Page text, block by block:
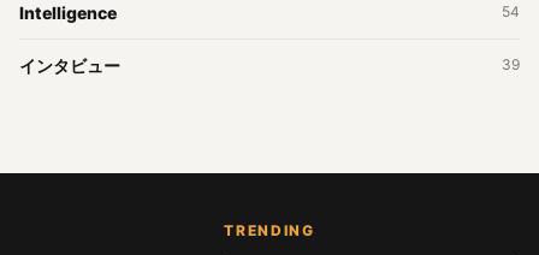
Intelligence 54
インタビュー 39
TRENDING